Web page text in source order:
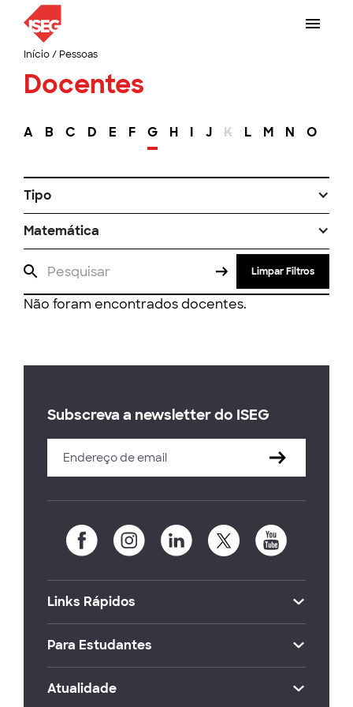
Início/ Pessoas
Docentes
A B C D E F G H I J K L M N O
Tipo
Matemática
Limpar Filtros
Não foram encontrados docentes.
Subscreva a newsletter do ISEG
Links Rápidos
Para Estudantes
Atualidade